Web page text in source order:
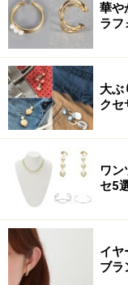
華や
ラフ
大ぶ
クセ
ワン
セ5
イヤ
ブラ